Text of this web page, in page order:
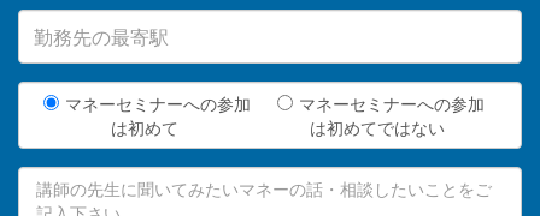
マネーセミナーへの参加
は初めて
マネーセミナーへの参加
は初めてではない